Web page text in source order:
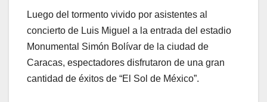
Luego del tormento vivido por asistentes al
concierto de Luis Miguel a la entrada del estadio
Monumental Simón Bolívar de la ciudad de
Caracas, espectadores disfrutaron de una gran
cantidad de éxitos de “El Sol de México”.